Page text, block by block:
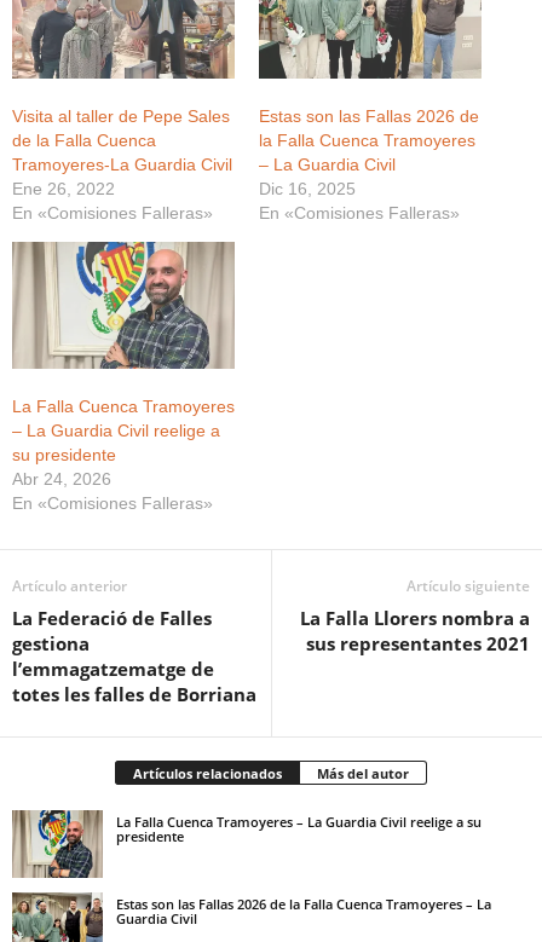
Visita al taller de Pepe Sales
de la Falla Cuenca
Tramoyeres-La Guardia Civil
Ene 26, 2022
En «Comisiones Falleras»
Estas son las Fallas 2026 de
la Falla Cuenca Tramoyeres
– La Guardia Civil
Dic 16, 2025
En «Comisiones Falleras»
La Falla Cuenca Tramoyeres
– La Guardia Civil reelige a
su presidente
Abr 24, 2026
En «Comisiones Falleras»
Artículo anterior
La Federació de Falles
gestiona
l’emmagatzematge de
totes les falles de Borriana
Artículo siguiente
La Falla Llorers nombra a
sus representantes 2021
Artículos relacionados Más del autor
La Falla Cuenca Tramoyeres – La Guardia Civil reelige a su
presidente
Estas son las Fallas 2026 de la Falla Cuenca Tramoyeres – La
Guardia Civil